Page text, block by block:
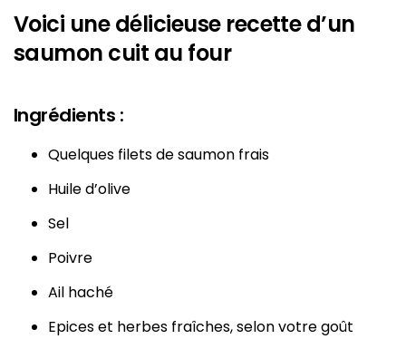
Voici une délicieuse recette d’un
saumon cuit au four
Ingrédients :
Quelques filets de saumon frais
Huile d’olive
Sel
Poivre
Ail haché
Epices et herbes fraîches, selon votre goût